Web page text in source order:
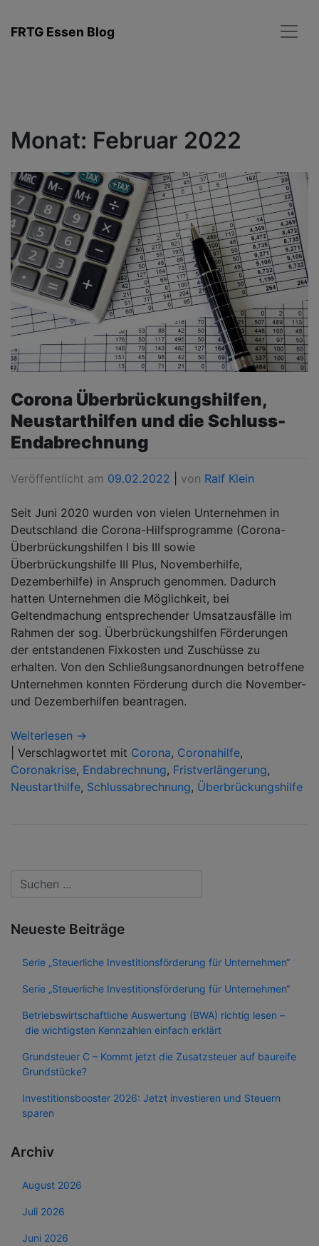
Inhalt
FRTG Essen Blog
Monat: Februar 2022
Corona Überbrückungshilfen,
Neustarthilfen und die Schluss-
Endabrechnung
Veröffentlicht am 09.02.2022 von Ralf Klein
Seit Juni 2020 wurden von vielen Unternehmen in
Deutschland die Corona-Hilfsprogramme (Corona-
Überbrückungshilfen I bis III sowie
Überbrückungshilfe III Plus, Novemberhilfe,
Dezemberhilfe) in Anspruch genommen. Dadurch
hatten Unternehmen die Möglichkeit, bei
Geltendmachung entsprechender Umsatzausfälle im
Rahmen der sog. Überbrückungshilfen Förderungen
der entstandenen Fixkosten und Zuschüsse zu
erhalten. Von den Schließungsanordnungen betroffene
Unternehmen konnten Förderung durch die November-
und Dezemberhilfen beantragen.
Weiterlesen →
Verschlagwortet mit Corona, Coronahilfe,
Coronakrise, Endabrechnung, Fristverlängerung,
Neustarthilfe, Schlussabrechnung, Überbrückungshilfe
Neueste Beiträge
Serie „Steuerliche Investitionsförderung für Unternehmen“
Serie „Steuerliche Investitionsförderung für Unternehmen“
Betriebswirtschaftliche Auswertung (BWA) richtig lesen –
die wichtigsten Kennzahlen einfach erklärt
Grundsteuer C – Kommt jetzt die Zusatzsteuer auf baureife
Grundstücke?
Investitionsbooster 2026: Jetzt investieren und Steuern
sparen
Archiv
August 2026
Juli 2026
Juni 2026